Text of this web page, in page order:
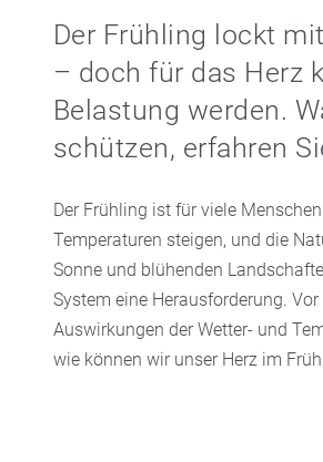
Der Frühling lockt
– doch für das Herz
Belastung werden.
schützen, erfahren
Der Frühling ist für viele
Temperaturen steigen, und die
Sonne und blühenden
System eine Herausforderung.
Auswirkungen der Wetter- und
wie können wir unser Herz im